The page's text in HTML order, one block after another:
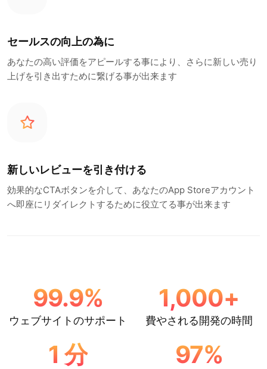
セールスの向上の為に
あなたの高い評価をアピールする事により、さらに新しい売り
上げを引き出すために繋げる事が出来ます
新しいレビューを引き付ける
効果的なCTAボタンを介して、あなたのApp Storeアカウント
へ即座にリダイレクトするために役立てる事が出来ます
99.9%
ウェブサイトのサポート
1,000+
費やされる開発の時間
1 分 97%